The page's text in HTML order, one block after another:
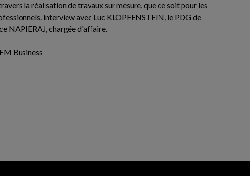
la réalisation de travaux sur mesure, que ce soit pour les
Interview avec Luc KLOPFENSTEIN, le PDG de
NAPIERAJ, chargée d'affaire.
Business